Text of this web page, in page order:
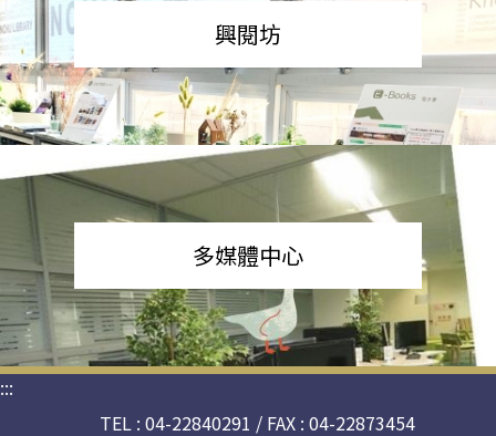
興閱坊
多媒體中心
:::
TEL : 04-22840291 / FAX : 04-22873454